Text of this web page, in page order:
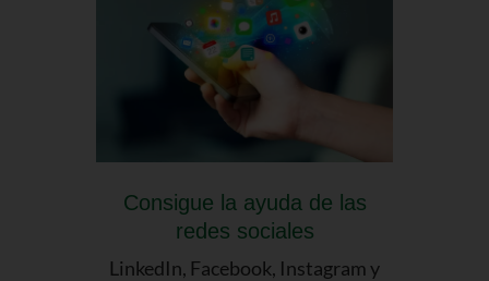
Consigue la ayuda de las
redes sociales
LinkedIn, Facebook, Instagram y